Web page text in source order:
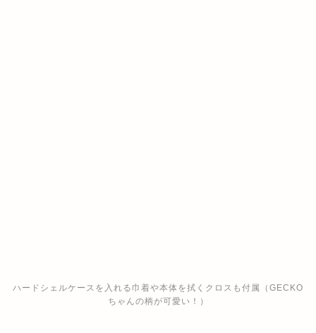
ハードシェルケースを入れる巾着や本体を拭くクロスも付属（GECKO
ちゃんの柄が可愛い！）